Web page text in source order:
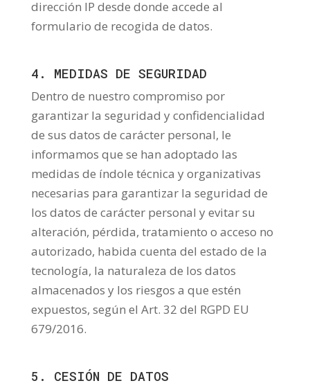
dirección IP desde donde accede al
formulario de recogida de datos.
4. MEDIDAS DE SEGURIDAD
Dentro de nuestro compromiso por
garantizar la seguridad y confidencialidad
de sus datos de carácter personal, le
informamos que se han adoptado las
medidas de índole técnica y organizativas
necesarias para garantizar la seguridad de
los datos de carácter personal y evitar su
alteración, pérdida, tratamiento o acceso no
autorizado, habida cuenta del estado de la
tecnología, la naturaleza de los datos
almacenados y los riesgos a que estén
expuestos, según el Art. 32 del RGPD EU
679/2016.
5. CESIÓN DE DATOS